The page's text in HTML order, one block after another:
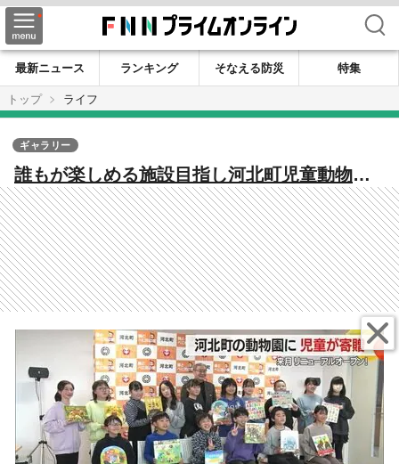
検索
最新ニュース ランキング そなえる防災
特集
トップ
ライフ
誰もが楽しめる施設目指し河北町児童動物園
が約2億円の寄付で生まれ変わる！ 東北唯一
の「オニオオハシ」も仲間入り【山形発】
ギャラリー